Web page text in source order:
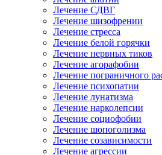
Лечение СДВГ
Лечение шизофрении
Лечение стресса
Лечение белой горячки
Лечение нервных тиков
Лечение агорафобии
Лечение пограничного
Лечение психопатии
Лечение лунатизма
Лечение нарколепсии
Лечение социофобии
Лечение шопоголизма
Лечение созависимости
Лечение агрессии